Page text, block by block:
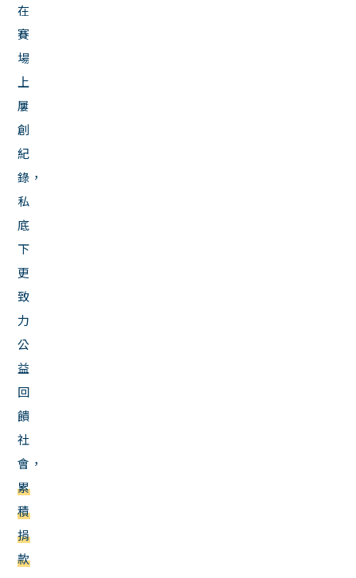
在
賽
場
上
屢
創
紀
錄，
私
底
下
更
致
力
公
益
回
饋
社
會，
累
積
捐
款